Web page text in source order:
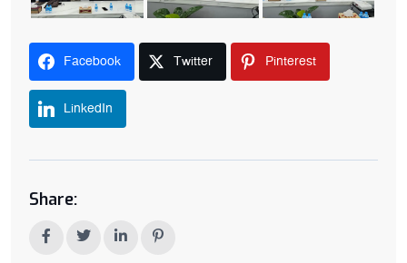
Facebook Twitter Pinterest
LinkedIn
Share: